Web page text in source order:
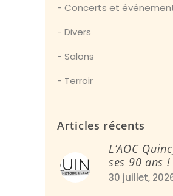
Concerts et
Divers
Salons
Terroir
Articles récents
L’AOC
ses 90 ans !
30 juillet,